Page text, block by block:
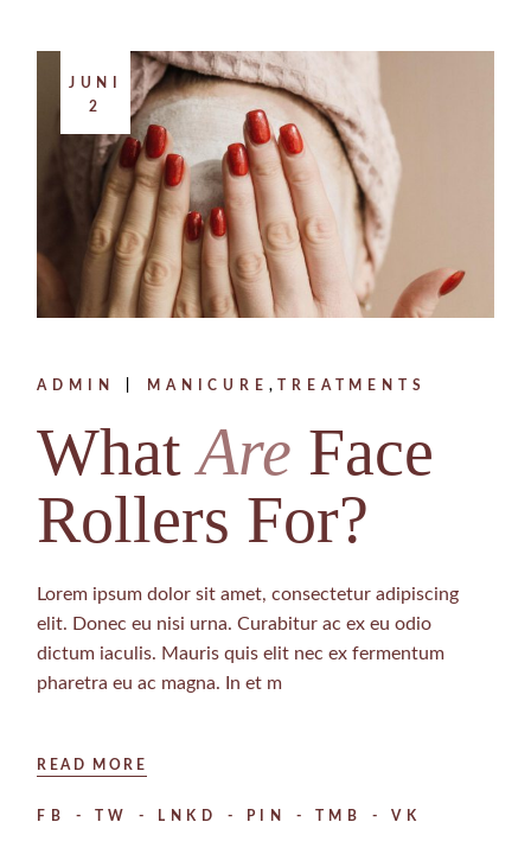
JUNI
2
ADMIN MANICURE TREATMENTS
WhatAre Face
Rollers For?
Lorem ipsum dolor sit amet, consectetur adipiscing
elit. Donec eu nisi urna. Curabitur ac ex eu odio
dictum iaculis. Mauris quis elit nec ex fermentum
pharetra eu ac magna. In et m
READ MORE
FB TW LNKD PIN TMB VK